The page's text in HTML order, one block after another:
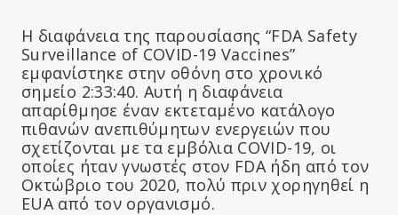
Η διαφάνεια της παρουσίασης “FDA Safety
Surveillance of COVID-19 Vaccines”
εμφανίστηκε στην οθόνη στο χρονικό
σημείο 2:33:40. Αυτή η διαφάνεια
απαρίθμησε έναν εκτεταμένο κατάλογο
πιθανών ανεπιθύμητων ενεργειών που
σχετίζονται με τα εμβόλια COVID-19, οι
οποίες ήταν γνωστές στον FDA ήδη από τον
Οκτώβριο του 2020, πολύ πριν χορηγηθεί η
EUA από τον οργανισμό.